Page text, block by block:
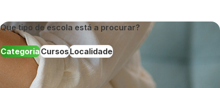
Que tipo de escola está a procurar?
CategoriaCursosLocalidade